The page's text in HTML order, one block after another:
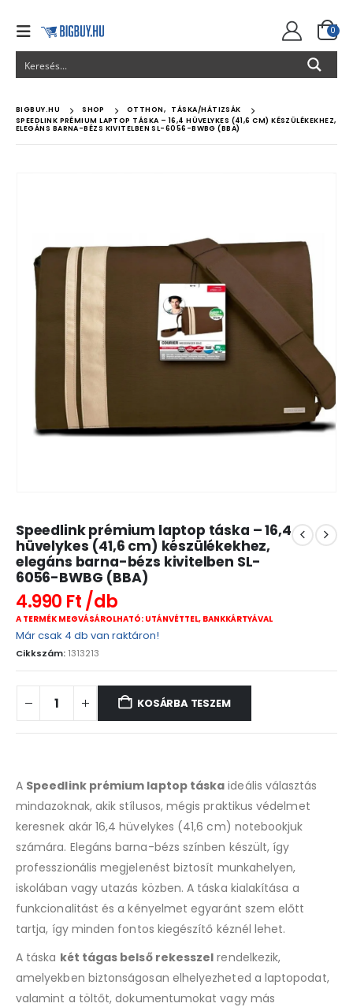
0
BIGBUY.HU SHOP OTTHON,
TÁSKA/HÁTIZSÁK
SPEEDLINK PRÉMIUM LAPTOP TÁSKA – 16,4 HÜVELYKES (41,6 CM) KÉSZÜLÉKEKHEZ,
ELEGÁNS BARNA-BÉZS KIVITELBEN SL-6056-BWBG (BBA)
Speedlink prémium laptop táska – 16,4
hüvelykes (41,6 cm) készülékekhez,
elegáns barna-bézs kivitelben SL-
6056-BWBG (BBA)
4.990 Ft
A TERMÉK MEGVÁSÁROLHATÓ: UTÁNVÉTTEL, BANKKÁRTYÁVAL
Már csak 4 db van raktáron!
Cikkszám: 1313213
KOSÁRBA TESZEM
A Speedlink prémium laptop táska ideális választás
mindazoknak, akik stílusos, mégis praktikus védelmet
keresnek akár 16,4 hüvelykes (41,6 cm) notebookjuk
számára. Elegáns barna-bézs színben készült, így
professzionális megjelenést biztosít munkahelyen,
iskolában vagy utazás közben. A táska kialakítása a
funkcionalitást és a kényelmet egyaránt szem előtt
tartja, így minden fontos kiegészítő kéznél lehet.
A táska két tágas belső rekesszel rendelkezik,
amelyekben biztonságosan elhelyezheted a laptopodat,
valamint a töltőt, dokumentumokat vagy más